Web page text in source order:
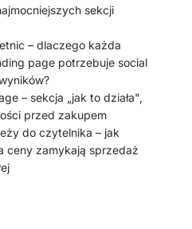
sekcji
– dlaczego każda
page potrzebuje social
– sekcja „jak to działa",
przed zakupem
do czytelnika – jak
ceny zamykają sprzedaż